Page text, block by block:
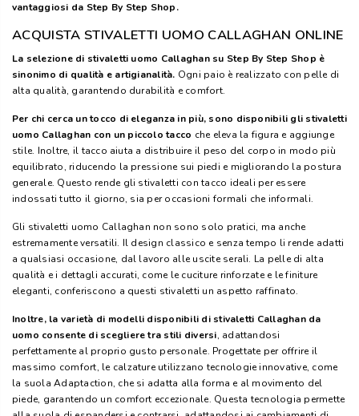
vantaggiosi da Step By Step Shop.
ACQUISTA STIVALETTI UOMO CALLAGHAN ONLINE
La selezione di stivaletti uomo Callaghan su Step By Step Shop è
sinonimo di qualità e artigianalità. Ogni paio è realizzato con pelle di
alta qualità, garantendo durabilità e comfort.
Per chi cerca un tocco di eleganza in più, sono disponibili gli stivaletti
uomo Callaghan con un piccolo tacco che eleva la figura e aggiunge
stile. Inoltre, il tacco aiuta a distribuire il peso del corpo in modo più
equilibrato, riducendo la pressione sui piedi e migliorando la postura
generale. Questo rende gli stivaletti con tacco ideali per essere
indossati tutto il giorno, sia per occasioni formali che informali.
Gli stivaletti uomo Callaghan non sono solo pratici, ma anche
estremamente versatili. Il design classico e senza tempo li rende adatti
a qualsiasi occasione, dal lavoro alle uscite serali. La pelle di alta
qualità e i dettagli accurati, come le cuciture rinforzate e le finiture
eleganti, conferiscono a questi stivaletti un aspetto raffinato.
Inoltre, la varietà di modelli disponibili di stivaletti Callaghan da
uomo consente di scegliere tra stili diversi, adattandosi
perfettamente al proprio gusto personale. Progettate per offrire il
massimo comfort, le calzature utilizzano tecnologie innovative, come
la suola Adaptaction, che si adatta alla forma e al movimento del
piede, garantendo un comfort eccezionale. Questa tecnologia permette